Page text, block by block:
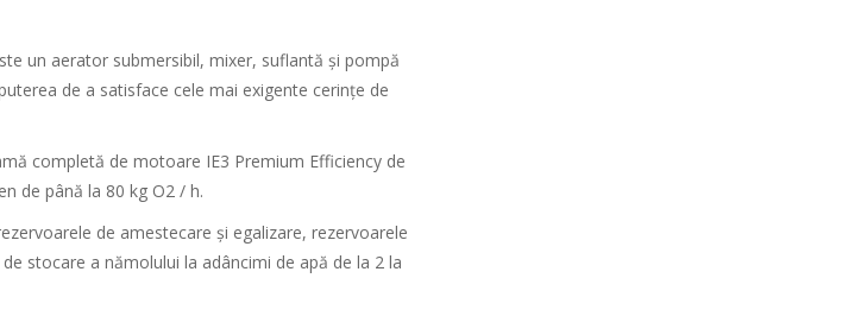
un aerator submersibil, mixer, suflantă și pompă
de a satisface cele mai exigente cerințe de
completă de motoare IE3 Premium Efficiency de
de până la 80 kg O2 / h.
de amestecare și egalizare, rezervoarele
stocare a nămolului la adâncimi de apă de la 2 la